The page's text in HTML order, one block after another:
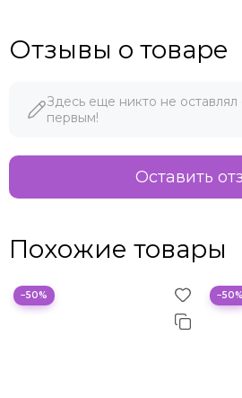
Отзывы о товаре
Здесь еще никто не оставлял
первым!
Оставить
Похожие товары
−50% −50%